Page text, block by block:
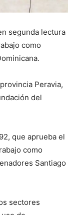
segunda lectura
como
Peravia,
del
que aprueba el
como
Santiago
sectores